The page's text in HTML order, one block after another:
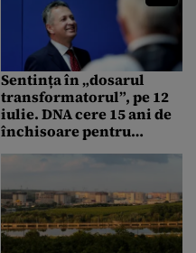
Sentința în „dosarul
transformatorul”, pe 12
iulie. DNA cere 15 ani de
închisoare pentru
ponderat optimist.
disperați. LIVE